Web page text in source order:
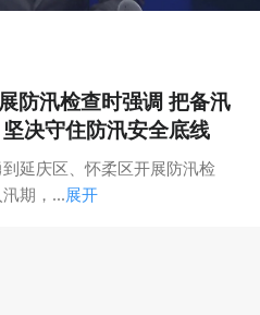
防汛检查时强调 把备汛
决守住防汛安全底线
延庆区、怀柔区开展防汛检
期，...展开